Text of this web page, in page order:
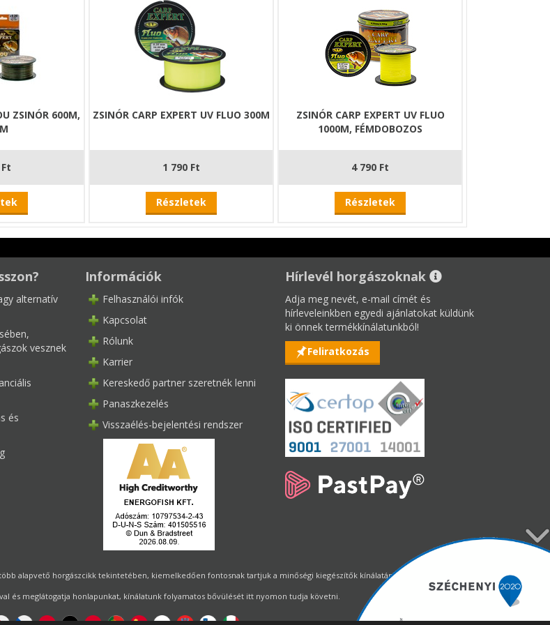
ZSINÓR 600M,
ZSINÓR CARP EXPERT UV FLUO 300M
1 790 Ft
Részletek
ZSINÓR CARP EXPERT UV FLUO
1000M, FÉMDOBOZOS
4 790 Ft
Részletek
alternatív
vesznek
és
Információk
Felhasználói infók
Kapcsolat
Rólunk
Karrier
Kereskedő partner szeretnék lenni
Panaszkezelés
Visszaélés-bejelentési rendszer
Hírlevél horgászoknak
Adja meg nevét, e-mail címét és
hírleveleinkben egyedi ajánlatokat küldünk
ki önnek termékkínálatunkból!
Feliratkozás
alapvető horgászcikk tekintetében, kiemelkedően fontosnak tartjuk a minőségi kiegészítők kínálatának állandó biztosítását.
és meglátogatja honlapunkat, kínálatunk folyamatos bővülését itt nyomon tudja követni.